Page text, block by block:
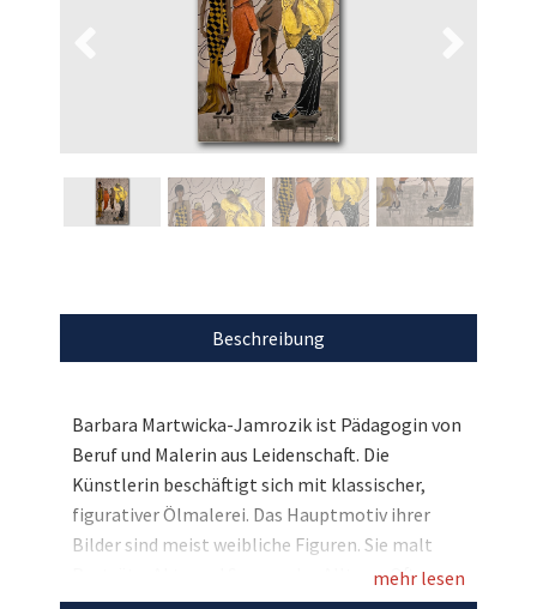
Beschreibung
Barbara Martwicka-Jamrozik ist Pädagogin von
Beruf und Malerin aus Leidenschaft. Die
Künstlerin beschäftigt sich mit klassischer,
figurativer Ölmalerei. Das Hauptmotiv ihrer
Bilder sind meist weibliche Figuren. Sie malt
Porträts, Akte und Szenen des Alltags. Oftmehr lesen